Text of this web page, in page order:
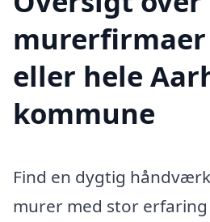
murerfirmaer
eller hele
kommune
Find en dygtig
murer med stor erfaring